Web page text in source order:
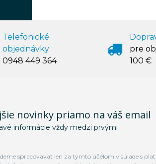
Telefonické
objednávky
0948 449 364
pre
100 €
novinky priamo na váš email
informácie vždy medzi prvými
spracovávať len za týmto účelom v súlade s